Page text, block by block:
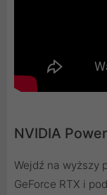
NVIDIA
Wejdź na wyższy
GeForce RTX i